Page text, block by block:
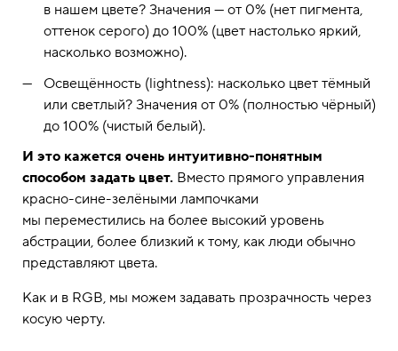
в нашем цвете? Значения — от 0% (нет пигмента,
оттенок серого) до 100% (цвет настолько яркий,
насколько возможно).
Освещённость (lightness): насколько цвет тёмный
или светлый? Значения от 0% (полностью чёрный)
до 100% (чистый белый).
И это кажется очень интуитивно-понятным
способом задать цвет. Вместо прямого управления
красно-сине-зелёными лампочками
мы переместились на более высокий уровень
абстрации, более близкий к тому, как люди обычно
представляют цвета.
Как и в RGB, мы можем задавать прозрачность через
косую черту.